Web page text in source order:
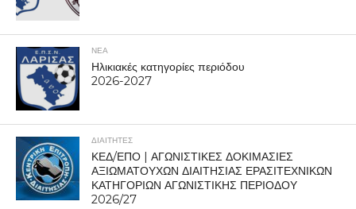
ΝΕΑ
Ηλικιακές κατηγορίες περιόδου
2026-2027
ΔΙΑΙΤΗΤΕΣ
ΚΕΔ/ΕΠΟ | ΑΓΩΝΙΣΤΙΚΕΣ ΔΟΚΙΜΑΣΙΕΣ
ΑΞΙΩΜΑΤΟΥΧΩΝ ΔΙΑΙΤΗΣΙΑΣ ΕΡΑΣΙΤΕΧΝΙΚΩΝ
ΚΑΤΗΓΟΡΙΩΝ ΑΓΩΝΙΣΤΙΚΗΣ ΠΕΡΙΟΔΟΥ
2026/27